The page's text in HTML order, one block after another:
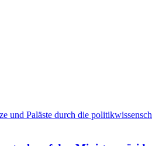
und Paläste durch die